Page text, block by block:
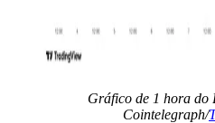
Gráfico de 1 hora do
Cointelegraph/